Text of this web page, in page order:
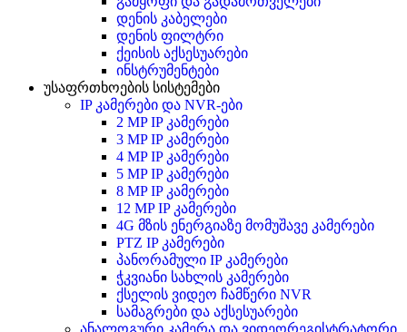
დენის კაბელები
დენის ფილტრი
ქეისის აქსესუარები
ინსტრუმენტები
უსაფრთხოების სისტემები
IP კამერები და NVR-ები
2 MP IP კამერები
3 MP IP კამერები
4 MP IP კამერები
5 MP IP კამერები
8 MP IP კამერები
12 MP IP კამერები
4G მზის ენერგიაზე მომუშავე კამერები
PTZ IP კამერები
პანორამული IP კამერები
ჭკვიანი სახლის კამერები
ქსელის ვიდეო ჩამწერი NVR
სამაგრები და აქსესუარები
ანალოგური კამერა და ვიდეორეგისტრატორი